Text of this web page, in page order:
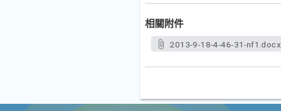
相關附件
2013-9-18-4-46-31-nf1.docx